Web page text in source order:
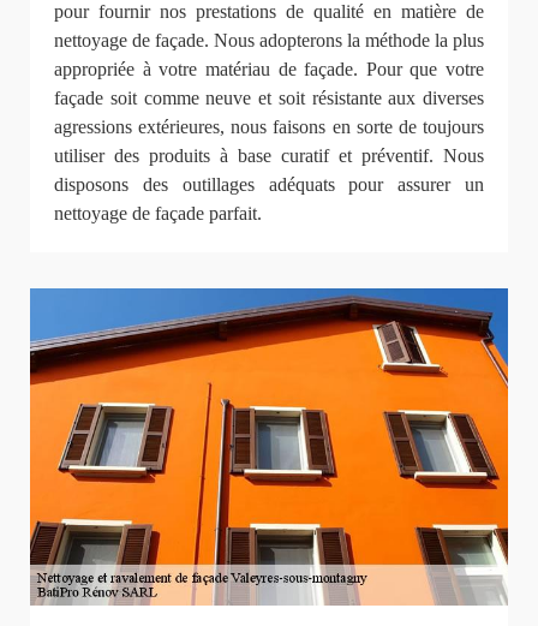
pour fournir nos prestations de qualité en matière de
nettoyage de façade. Nous adopterons la méthode la plus
appropriée à votre matériau de façade. Pour que votre
façade soit comme neuve et soit résistante aux diverses
agressions extérieures, nous faisons en sorte de toujours
utiliser des produits à base curatif et préventif. Nous
disposons des outillages adéquats pour assurer un
nettoyage de façade parfait.